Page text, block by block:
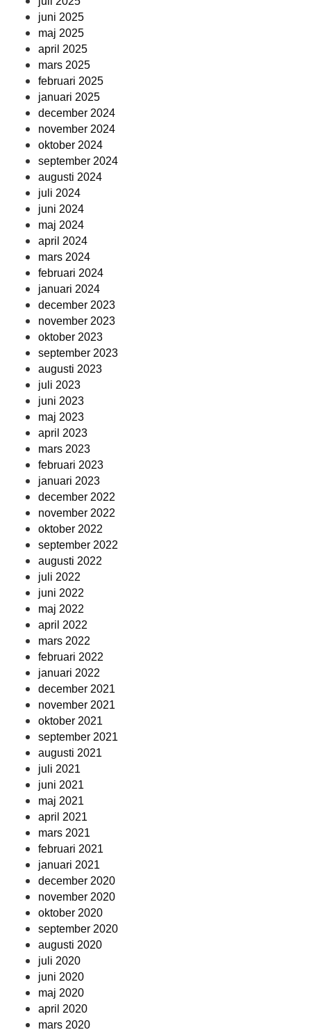
juni 2025
maj 2025
april 2025
mars 2025
februari 2025
januari 2025
december 2024
november 2024
oktober 2024
september 2024
augusti 2024
juli 2024
juni 2024
maj 2024
april 2024
mars 2024
februari 2024
januari 2024
december 2023
november 2023
oktober 2023
september 2023
augusti 2023
juli 2023
juni 2023
maj 2023
april 2023
mars 2023
februari 2023
januari 2023
december 2022
november 2022
oktober 2022
september 2022
augusti 2022
juli 2022
juni 2022
maj 2022
april 2022
mars 2022
februari 2022
januari 2022
december 2021
november 2021
oktober 2021
september 2021
augusti 2021
juli 2021
juni 2021
maj 2021
april 2021
mars 2021
februari 2021
januari 2021
december 2020
november 2020
oktober 2020
september 2020
augusti 2020
juli 2020
juni 2020
maj 2020
april 2020
mars 2020